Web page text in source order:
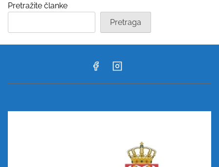
Pretražite članke
Pretraga